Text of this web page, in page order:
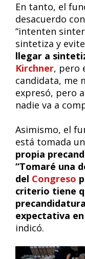
En tanto, el
desacuerdo
“intenten
sintetiza y
llegar a
Kirchner, pero
candidata, me
expresó, pero
nadie va a
Asimismo, el
está tomada
propia
“Tomaré una
del Congreso
criterio tiene
expectativa
indicó.